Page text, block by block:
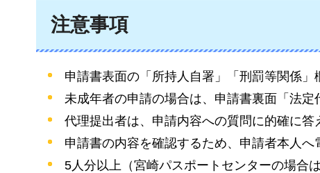
注意事項
申請書表面の「所持人自署」「刑罰等関係」
未成年者の申請の場合は、申請書裏面「法定
代理提出者は、申請内容への質問に的確に答
申請書の内容を確認するため、申請者本人へ
5人分以上（宮崎パスポートセンターの場合